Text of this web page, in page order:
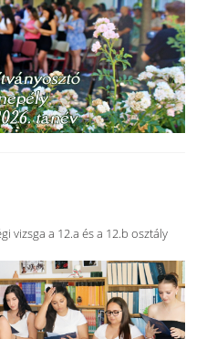
vizsga a 12.a és a 12.b osztály